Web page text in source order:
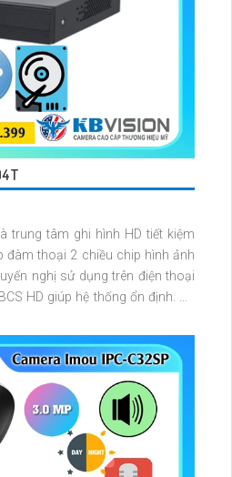
trung tâm ghi hình HD tiết kiệm
đàm thoại 2 chiều chip hình ảnh
HD giúp hệ thống ổn định. Sử